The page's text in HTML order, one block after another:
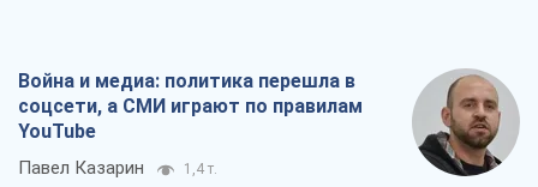
Война и медиа: политика перешла в
соцсети, а СМИ играют по правилам
YouTube
Павел Казарин 1,4 т.